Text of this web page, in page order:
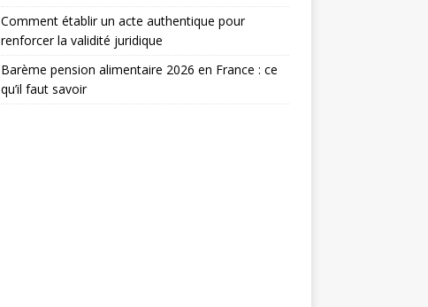
Comment établir un acte authentique pour
renforcer la validité juridique
Barème pension alimentaire 2026 en France : ce
qu’il faut savoir